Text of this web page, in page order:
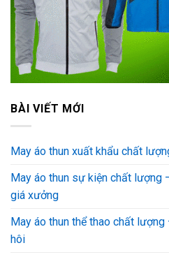
BÀI VIẾT MỚI
May áo thun xuất khẩu chất
May áo thun sự kiện chất lượng
giá xưởng
May áo thun thể thao chất
hôi